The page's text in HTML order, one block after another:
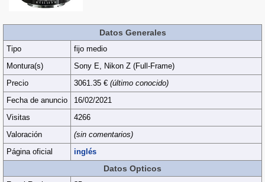
Datos Generales
Tipo
fijo medio
Montura(s)
Sony E, Nikon Z (Full‑Frame)
Precio
3061.35 € (último conocido)
Fecha de anuncio
16/02/2021
Visitas
4266
Valoración
(sin comentarios)
Página oficial
inglés
Datos Opticos